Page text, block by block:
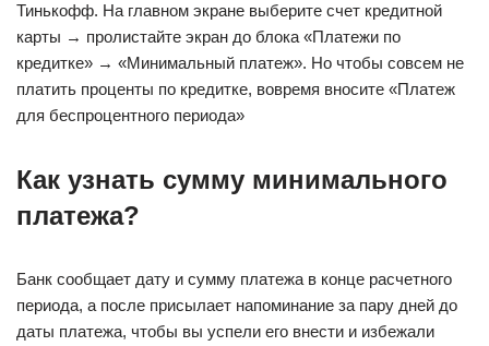
Тинькофф. На главном экране выберите счет кредитной
карты → пролистайте экран до блока «Платежи по
кредитке» → «Минимальный платеж». Но чтобы совсем не
платить проценты по кредитке, вовремя вносите «Платеж
для беспроцентного периода»
Как узнать сумму минимального
платежа?
Банк сообщает дату и сумму платежа в конце расчетного
периода, а после присылает напоминание за пару дней до
даты платежа, чтобы вы успели его внести и избежали